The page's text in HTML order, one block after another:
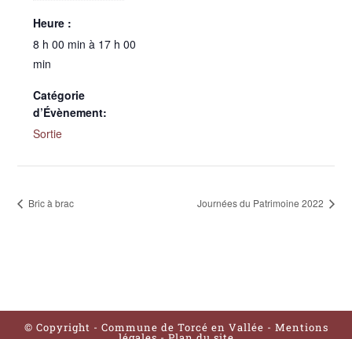
Heure :
8 h 00 min à 17 h 00
min
Catégorie
d’Évènement:
Sortie
Bric à brac Journées du Patrimoine 2022
© Copyright - Commune de Torcé en Vallée - Mentions